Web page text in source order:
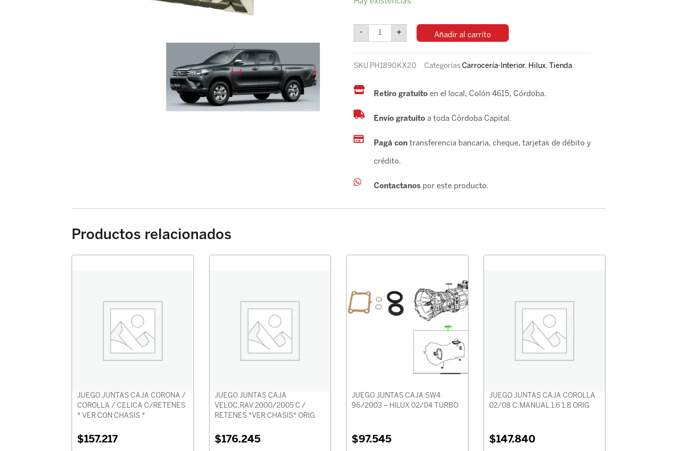
Hay existencias
-
HILUX
HILUX*
PUERTA
TRASERO
GRAFITO*
+ Añadir al carrito
SKU PH1890KX20 Categorías Carrocería-Interior, Hilux, Tienda
Retiro gratuito en el local, Colón 4615, Córdoba.
Envío gratuitoa toda Córdoba Capital.
Pagá contransferencia bancaria, cheque, tarjetas de débito y
crédito.
Contactanospor este producto.
Productos relacionados
JUEGO JUNTAS CAJA CORONA /
COROLLA / CELICA C/RETENES
* VER CON CHASIS *
$157.217
JUEGO JUNTAS CAJA
VELOC.RAV 2000/2005 C /
RETENES *VER CHASIS* ORIG
$176.245
JUEGO JUNTAS CAJA SW4
96/2003 – HILUX 02/04 TURBO
$97.545
JUEGO JUNTAS CAJA COROLLA
02/08 C.MANUAL 1.6 1.8 ORIG
$147.840